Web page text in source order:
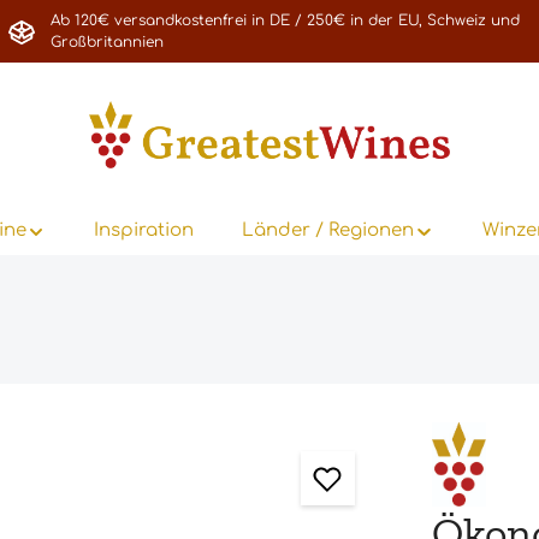
Ab 120€ versandkostenfrei in DE / 250€ in der EU, Schweiz und
Großbritannien
Inspiration Länder / Regionen